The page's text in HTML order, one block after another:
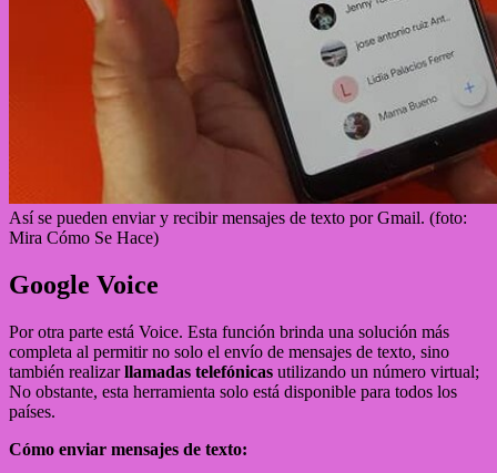
Así se pueden enviar y recibir mensajes de texto por Gmail. (foto:
Mira Cómo Se Hace)
Google Voice
Por otra parte está Voice. Esta función brinda una solución más
completa al permitir no solo el envío de mensajes de texto, sino
también realizarllamadas telefónicas utilizando un número virtual;
No obstante, esta herramienta solo está disponible para todos los
países.
Cómo enviar mensajes de texto: